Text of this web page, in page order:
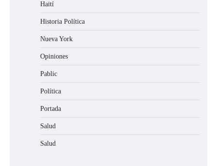
Haití
Historia Política
Nueva York
Opiniones
Pablic
Política
Portada
Salud
Salud